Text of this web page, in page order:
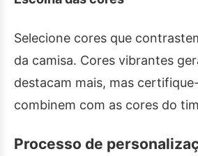
Selecione cores que
da camisa. Cores vibrantes
destacam mais, mas
combinem com as cores do
Processo de